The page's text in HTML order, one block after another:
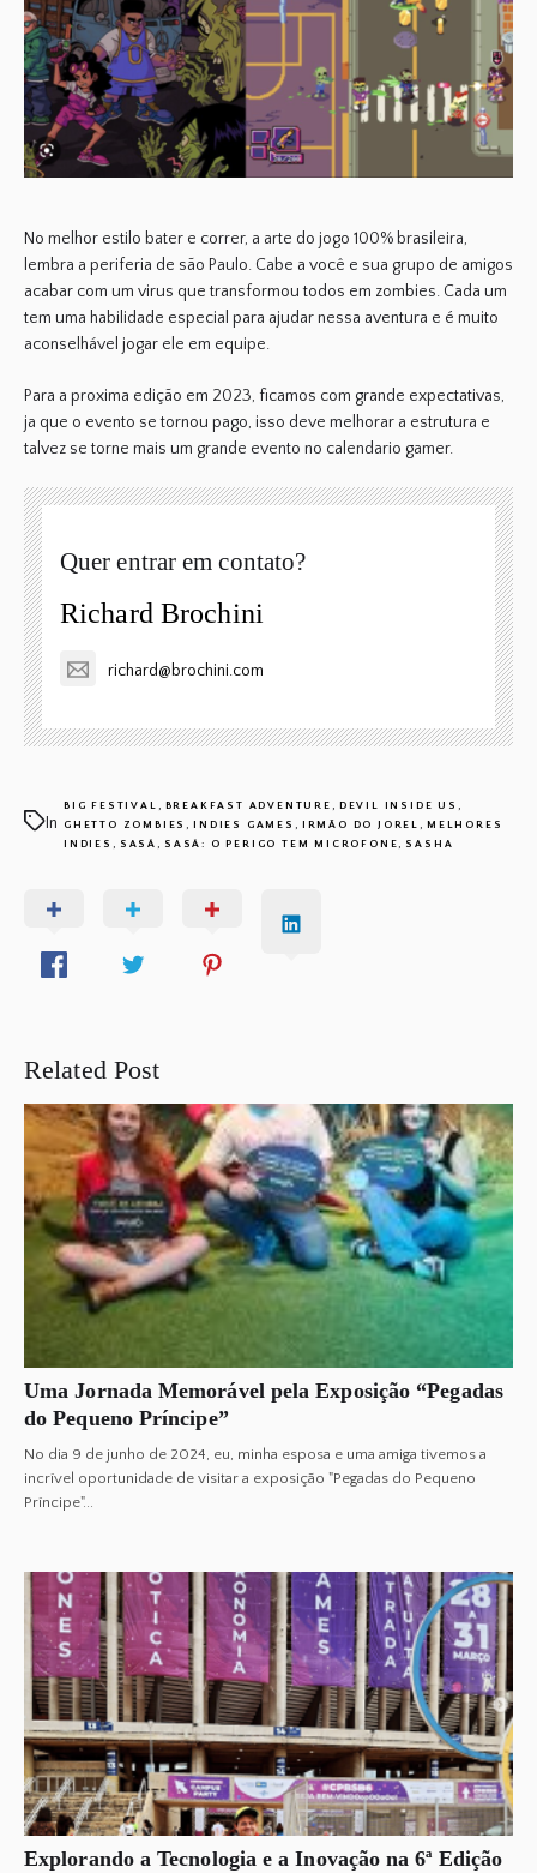
No melhor estilo bater e correr, a arte do jogo 100% brasileira,
lembra a periferia de são Paulo. Cabe a você e sua grupo de amigos
acabar com um virus que transformou todos em zombies. Cada um
tem uma habilidade especial para ajudar nessa aventura e é muito
aconselhável jogar ele em equipe.
Para a proxima edição em 2023, ficamos com grande expectativas,
ja que o evento se tornou pago, isso deve melhorar a estrutura e
talvez se torne mais um grande evento no calendario gamer.
Quer entrar em contato?
Richard Brochini
richard@brochini.com
In
BIG FESTIVAL , BREAKFAST ADVENTURE , DEVIL INSIDE US ,
GHETTO ZOMBIES ,INDIES GAMES , IRMÃO DO JOREL ,MELHORES
INDIES , SASÁ , SASÁ: O PERIGO TEM MICROFONE , SASHA
Related Post
Uma Jornada Memorável pela Exposição “Pegadas
do Pequeno Príncipe”
No dia 9 de junho de 2024, eu, minha esposa e uma amiga tivemos a
incrível oportunidade de visitar a exposição "Pegadas do Pequeno
Príncipe"...
Explorando a Tecnologia e a Inovação na 6ª Edição